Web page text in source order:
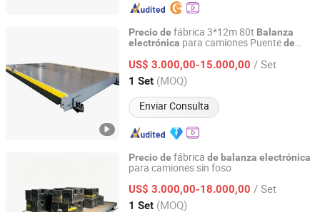
Preciode fábrica 3*12m 80t Balanza
electrónica para camiones Puentede
US$ 3.000,00-15.000,00 / Set
1 Set (MOQ)
Enviar Consulta
FUJIAN KEDA SCALES CO., LTD.
Fujian, China Desde 2010
Preciode fábrica de balanza electrónica
para camiones sin foso
US$ 3.000,00-18.000,00 / Set
1 Set (MOQ)
Huai'an Hengcheng Industry and Trade Co., Ltd.
Jiangsu, China Desde 2026